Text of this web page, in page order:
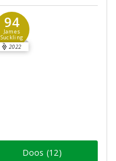
94
James
Suckling
2022
Doos (12)